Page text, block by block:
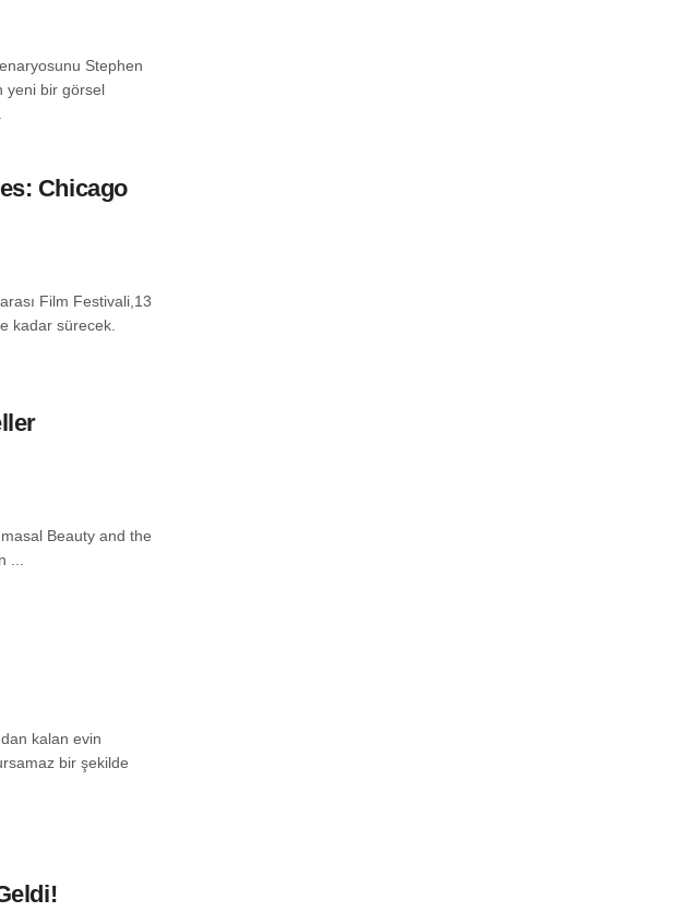
Stephen
yeni bir görsel
Chicago
Film Festivali,13
kadar sürecek.
Beauty and the
...
kalan evin
bir şekilde